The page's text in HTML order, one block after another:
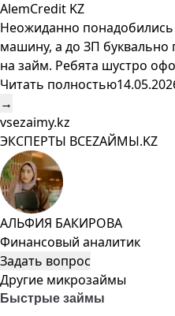
AlemCredit KZ
Неожиданно
машину, а до ЗП
на займ. Ребята шустро
Читать полностью
→
vsezaimy.kz
ЭКСПЕРТЫ ВСЕZAЙМЫ.KZ
АЛЬФИЯ БАКИРОВА
Финансовый аналитик
Задать вопрос
Другие микрозаймы
Быстрые займы